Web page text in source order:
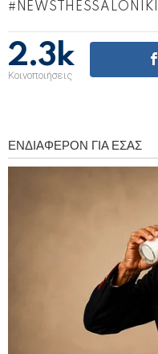
NEWSTHESSALONIKI
2.3k
Κοινοποιήσεις